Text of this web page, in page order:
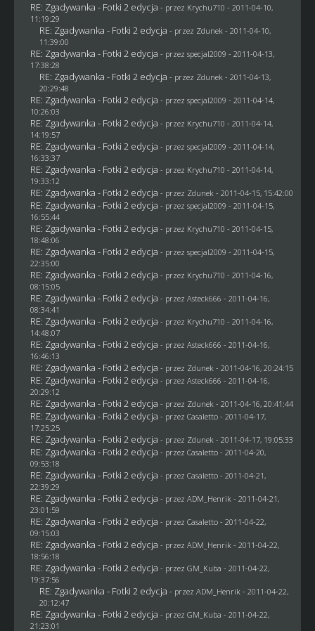
RE: Zgadywanka - Fotki 2 edycja - przez Krychu710 - 2011-04-10,
11:19:29
RE: Zgadywanka - Fotki 2 edycja - przez Zdunek - 2011-04-10,
11:39:00
RE: Zgadywanka - Fotki 2 edycja - przez specjal2009 - 2011-04-13,
17:38:28
RE: Zgadywanka - Fotki 2 edycja - przez Zdunek - 2011-04-13,
20:29:48
RE: Zgadywanka - Fotki 2 edycja - przez specjal2009 - 2011-04-14,
10:26:03
RE: Zgadywanka - Fotki 2 edycja - przez Krychu710 - 2011-04-14,
14:19:57
RE: Zgadywanka - Fotki 2 edycja - przez specjal2009 - 2011-04-14,
16:33:37
RE: Zgadywanka - Fotki 2 edycja - przez Krychu710 - 2011-04-14,
19:33:12
RE: Zgadywanka - Fotki 2 edycja - przez Zdunek - 2011-04-15, 15:42:00
RE: Zgadywanka - Fotki 2 edycja - przez specjal2009 - 2011-04-15,
16:55:44
RE: Zgadywanka - Fotki 2 edycja - przez Krychu710 - 2011-04-15,
18:48:06
RE: Zgadywanka - Fotki 2 edycja - przez specjal2009 - 2011-04-15,
22:35:00
RE: Zgadywanka - Fotki 2 edycja - przez Krychu710 - 2011-04-16,
08:15:05
RE: Zgadywanka - Fotki 2 edycja - przez Asteck666 - 2011-04-16,
08:34:41
RE: Zgadywanka - Fotki 2 edycja - przez Krychu710 - 2011-04-16,
14:48:07
RE: Zgadywanka - Fotki 2 edycja - przez Asteck666 - 2011-04-16,
16:46:13
RE: Zgadywanka - Fotki 2 edycja - przez Zdunek - 2011-04-16, 20:24:15
RE: Zgadywanka - Fotki 2 edycja - przez Asteck666 - 2011-04-16,
20:29:12
RE: Zgadywanka - Fotki 2 edycja - przez Zdunek - 2011-04-16, 20:41:44
RE: Zgadywanka - Fotki 2 edycja - przez Casaletto- 2011-04-17,
17:25:25
RE: Zgadywanka - Fotki 2 edycja - przez Zdunek - 2011-04-17, 19:05:33
RE: Zgadywanka - Fotki 2 edycja - przez Casaletto- 2011-04-20,
09:53:18
RE: Zgadywanka - Fotki 2 edycja - przez Casaletto- 2011-04-21,
22:39:29
RE: Zgadywanka - Fotki 2 edycja - przez ADM_Henrik - 2011-04-21,
23:01:59
RE: Zgadywanka - Fotki 2 edycja - przez Casaletto- 2011-04-22,
09:15:03
RE: Zgadywanka - Fotki 2 edycja - przez ADM_Henrik - 2011-04-22,
18:56:18
RE: Zgadywanka - Fotki 2 edycja - przez GM_Kuba - 2011-04-22,
19:37:56
RE: Zgadywanka - Fotki 2 edycja - przez ADM_Henrik - 2011-04-22,
20:12:47
RE: Zgadywanka - Fotki 2 edycja - przez GM_Kuba - 2011-04-22,
21:23:01